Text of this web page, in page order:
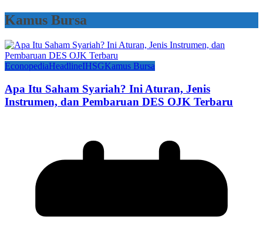
Kamus Bursa
EconopediaHeadlineIHSGKamus Bursa
Apa Itu Saham Syariah? Ini Aturan, Jenis
Instrumen, dan Pembaruan DES OJK Terbaru